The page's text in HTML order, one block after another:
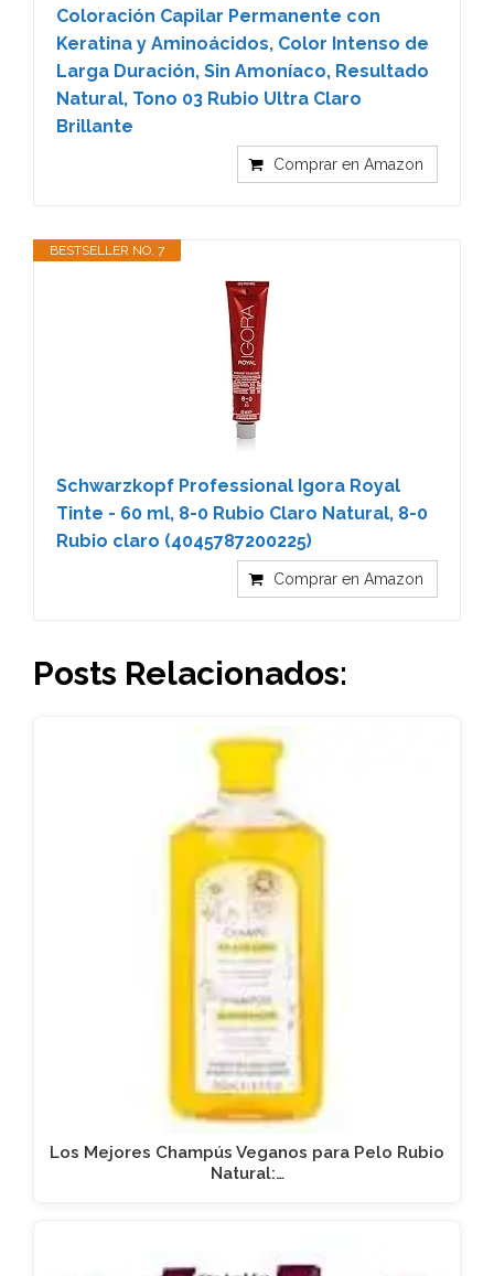
Coloración Capilar Permanente con
Keratina y Aminoácidos, Color Intenso de
Larga Duración, Sin Amoníaco, Resultado
Natural, Tono 03 Rubio Ultra Claro
Brillante
Comprar en Amazon
BESTSELLER NO. 7
Schwarzkopf Professional Igora Royal
Tinte - 60 ml, 8-0 Rubio Claro Natural, 8-0
Rubio claro (4045787200225)
Comprar en Amazon
Posts Relacionados:
Los Mejores Champús Veganos para Pelo Rubio
Natural:…